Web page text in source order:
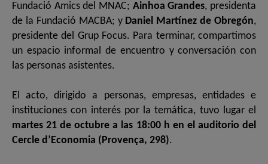
Fundació Amics del MNAC; Ainhoa Grandes, presidenta
de la Fundació MACBA; y Daniel Martínez de Obregón,
presidente del Grup Focus. Para terminar, compartimos
un espacio informal de encuentro y conversación con
las personas asistentes.
El acto, dirigido a personas, empresas, entidades e
instituciones con interés por la temática, tuvo lugar el
martes 21 de octubre a las 18:00 h en el auditorio del
Cercle d’Economia (Provença, 298).